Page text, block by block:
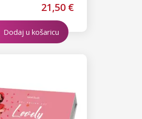
21,50 €
Dodaj u košaricu